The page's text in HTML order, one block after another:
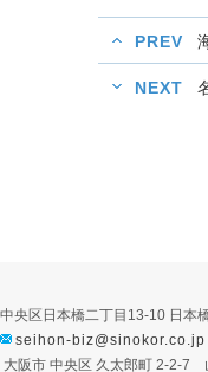
PREV
NEXT
央区日本橋二丁目13-10 日本
seihon-biz@sinokor.co.jp
大阪市 中央区 久太郎町 2-2-7